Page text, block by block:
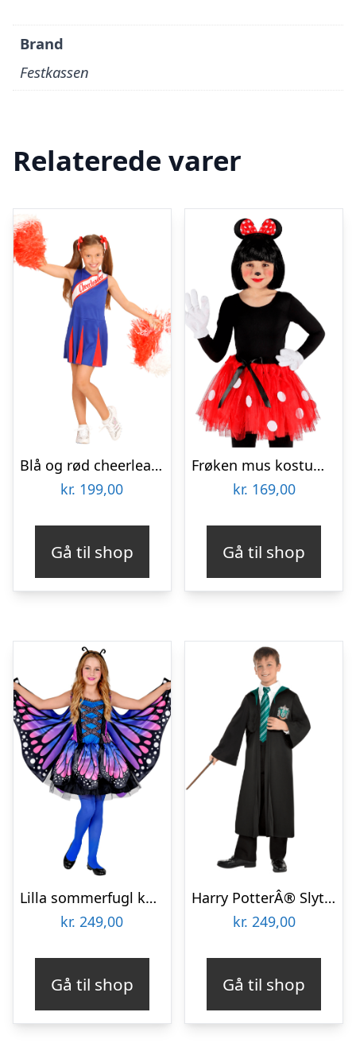
Brand
Festkassen
Relaterede varer
Blå og rød cheerleader kostume til børn
kr. 199,00
Gå til shop
Frøken mus kostume til børn
kr. 169,00
Gå til shop
Lilla sommerfugl kostume til børn – 3 dele
kr. 249,00
Gå til shop
Harry PotterÂ® Slytherin kostume til børn
kr. 249,00
Gå til shop